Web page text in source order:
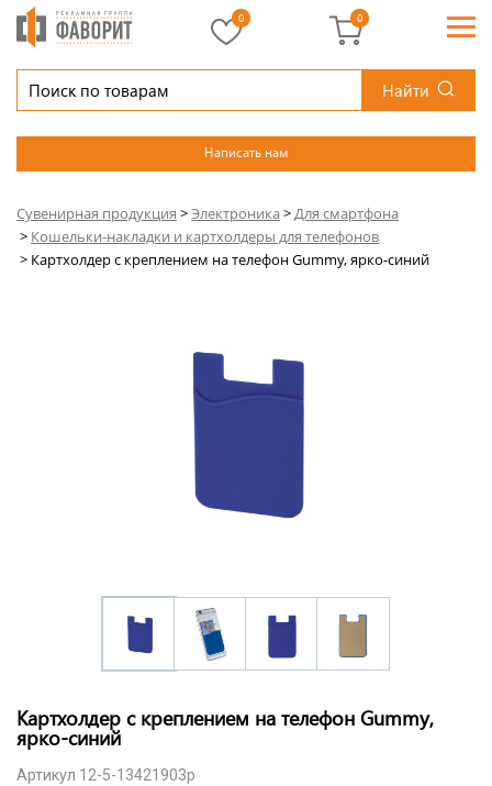
Найти
Написать нам
0 0
Сувенирная продукция >Электроника>Для смартфона
> Кошельки-накладки и картхолдеры для телефонов
> Картхолдер с креплением на телефон Gummy, ярко-синий
Картхолдер с креплением на телефон Gummy,
ярко-синий
Артикул 12-5-13421903p